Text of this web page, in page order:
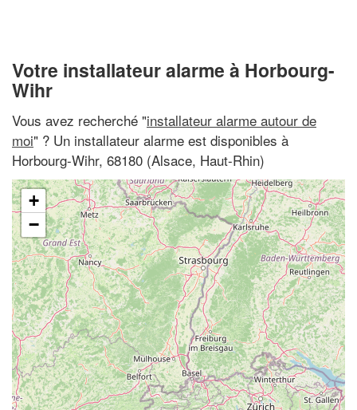
Votre installateur alarme à Horbourg-
Wihr
Vous avez recherché "installateur alarme autour de
moi" ? Un installateur alarme est disponibles à
Horbourg-Wihr, 68180 (Alsace, Haut-Rhin)
+
−